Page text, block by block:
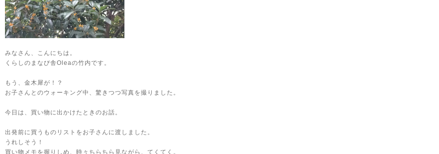
みなさん、こんにちは。
くらしのまなび舎Oleaの竹内です。
もう、金木犀が！？
お子さんとのウォーキング中、驚きつつ写真を撮りました。
今日は、買い物に出かけたときのお話。
出発前に買うものリストをお子さんに渡しました。
うれしそう！
買い物メモを握りしめ、時々ちらちら見ながら、てくてく。